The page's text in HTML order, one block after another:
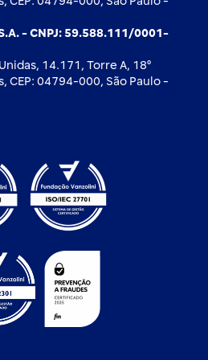
- CNPJ: 59.588.111/0001-
14.171, Torre A, 18⁰
CEP: 04794-000, São Paulo -